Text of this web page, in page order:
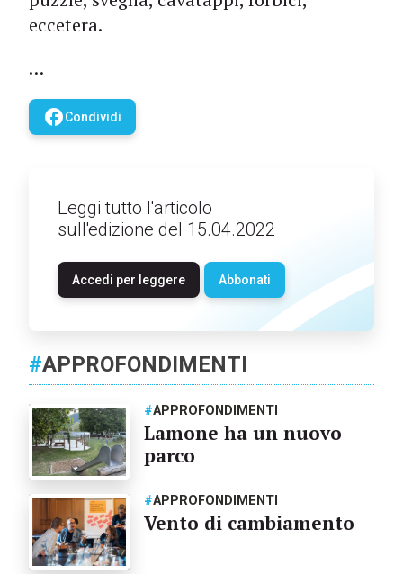
eccetera.
…
facebookCondividi
Leggi tutto l'articolo
sull'edizione del 15.04.2022
Accedi per leggere Abbonati
#APPROFONDIMENTI
#APPROFONDIMENTI
Lamone ha un nuovo
parco
#APPROFONDIMENTI
Vento di cambiamento